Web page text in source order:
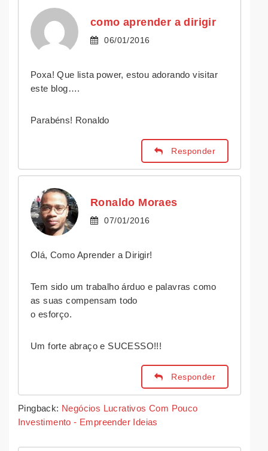
como aprender a dirigir
06/01/2016
Poxa! Que lista power, estou adorando visitar
este blog….
Parabéns! Ronaldo
Responder
Ronaldo Moraes
07/01/2016
Olá, Como Aprender a Dirigir!
Tem sido um trabalho árduo e palavras como
as suas compensam todo
o esforço.
Um forte abraço e SUCESSO!!!
Responder
Pingback: Negócios Lucrativos Com Pouco
Investimento - Empreender Ideias